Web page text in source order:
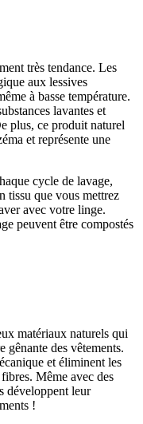
très tendance. Les
aux lessives
à basse température.
lavantes et
plus, ce produit naturel
et représente une
cycle de lavage,
tissu que vous mettrez
avec votre linge.
peuvent être compostés
matériaux naturels qui
gênante des vêtements.
et éliminent les
Même avec des
développent leur
!